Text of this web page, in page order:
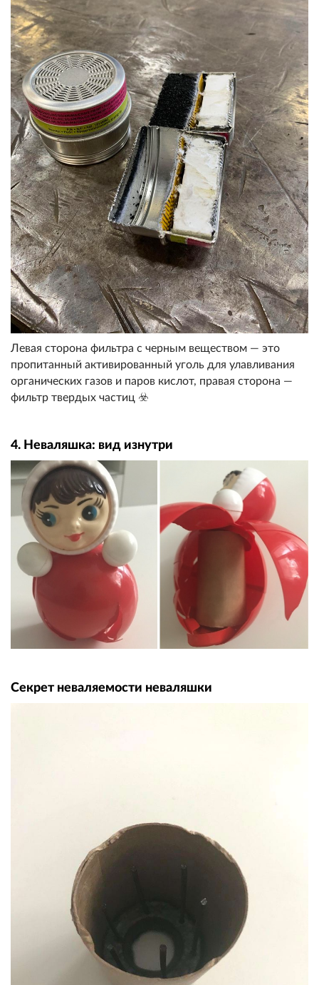
Левая сторона фильтра с черным веществом — это
пропитанный активированный уголь для улавливания
органических газов и паров кислот, правая сторона —
фильтр твердых частиц ☣️
4. Неваляшка: вид изнутри
Секрет неваляемости неваляшки